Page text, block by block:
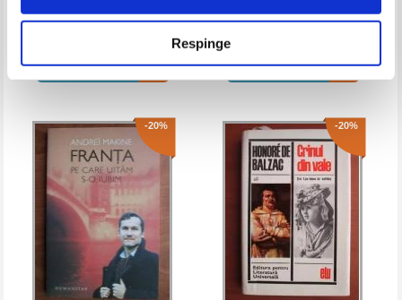
Respinge
Pierre Lemaitre - Rosy and John
Adaugă în coș
Vassilis Papadopoulos - Olya.
Adaugă în coș
-20% -20%